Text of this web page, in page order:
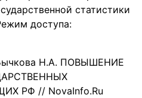
статистики
доступа:
Н.А. ПОВЫШЕНИЕ
РФ // NovaInfo.Ru